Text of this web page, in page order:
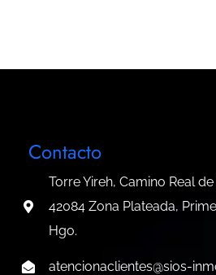
Contacto
Torre Yireh, Camino Real de
42084 Zona Plateada,
Hgo.
atencionaclientes@sios-